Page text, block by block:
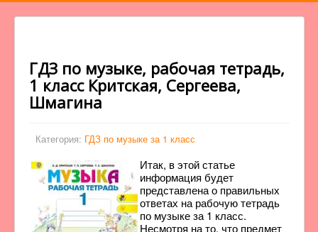
ГДЗ по музыке, рабочая тетрадь,
1 класс Критская, Сергеева,
Шмагина
Категория: ГДЗ по музыке за 1 класс
Итак, в этой статье
информация будет
представлена о правильных
ответах на рабочую тетрадь
по музыке за 1 класс.
Несмотря на то, что предмет